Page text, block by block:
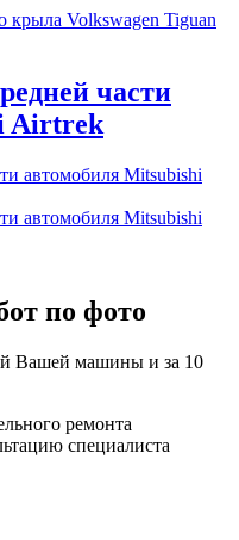
части
Airtrek
по фото
Вашей машины и за 10
ремонта
специалиста